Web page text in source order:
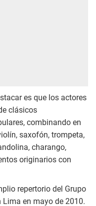
es que los actores
clásicos
combinando en
saxofón, trompeta,
charango,
originarios con
repertorio del Grupo
Lima en mayo de 2010.